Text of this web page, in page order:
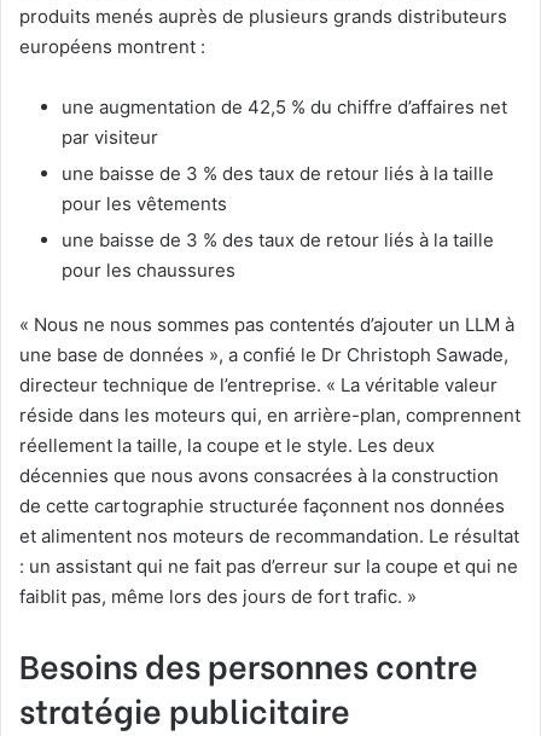
produits menés auprès de plusieurs grands distributeurs
européens montrent :
une augmentation de 42,5 % du chiffre d’affaires net
par visiteur
une baisse de 3 % des taux de retour liés à la taille
pour les vêtements
une baisse de 3 % des taux de retour liés à la taille
pour les chaussures
« Nous ne nous sommes pas contentés d’ajouter un LLM à
une base de données », a confié le Dr Christoph Sawade,
directeur technique de l’entreprise. « La véritable valeur
réside dans les moteurs qui, en arrière-plan, comprennent
réellement la taille, la coupe et le style. Les deux
décennies que nous avons consacrées à la construction
de cette cartographie structurée façonnent nos données
et alimentent nos moteurs de recommandation. Le résultat
: un assistant qui ne fait pas d’erreur sur la coupe et qui ne
faiblit pas, même lors des jours de fort trafic. »
Besoins des personnes contre
stratégie publicitaire